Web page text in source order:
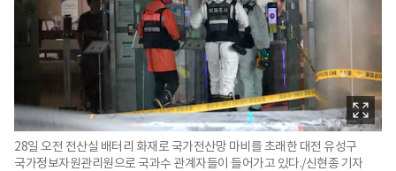
28일 오전 전산실 배터리 화재로 국가전산망 마비를 초래한 대전 유성구
국가정보자원관리원으로 국과수 관계자들이 들어가고 있다./신현종 기자